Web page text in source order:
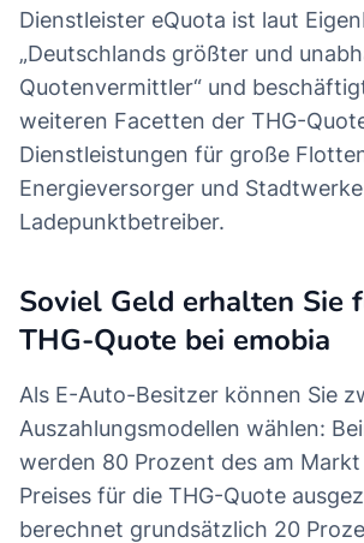
Dienstleister eQuota ist laut
„Deutschlands größter und
Quotenvermittler“ und
weiteren Facetten der THG-
Dienstleistungen für große
Energieversorger und
Ladepunktbetreiber.
Soviel Geld erhalten Sie
THG-Quote bei emobia
Als E-Auto-Besitzer können Sie
Auszahlungsmodellen wählen:
werden 80 Prozent des am
Preises für die THG-Quote
berechnet grundsätzlich 20